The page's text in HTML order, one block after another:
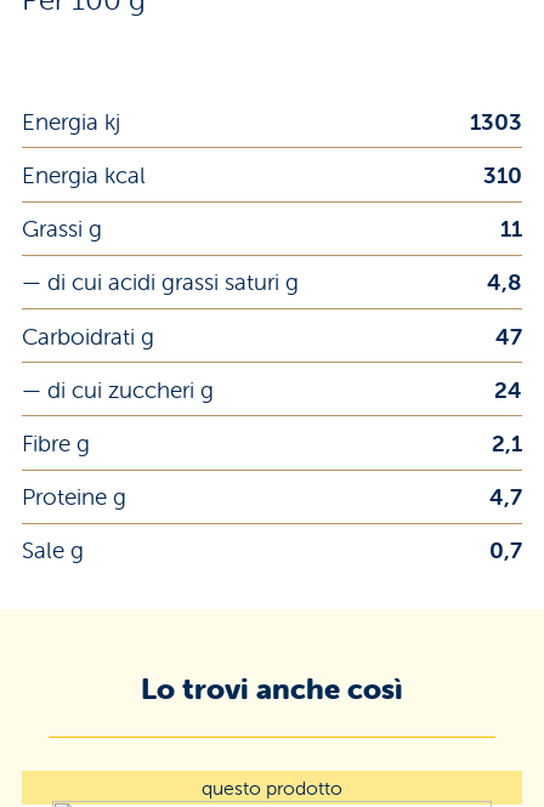
Energia kj
1303
Energia kcal
310
Grassi g
11
— di cui acidi grassi saturi g
4,8
Carboidrati g
47
— di cui zuccheri g
24
Fibre g
2,1
Proteine g
4,7
Sale g
0,7
Lo trovi anche così
questo prodotto